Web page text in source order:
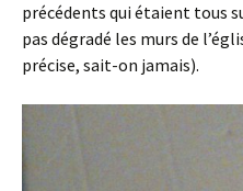
précédents qui étaient tous
pas dégradé les murs de
précise, sait-on jamais).